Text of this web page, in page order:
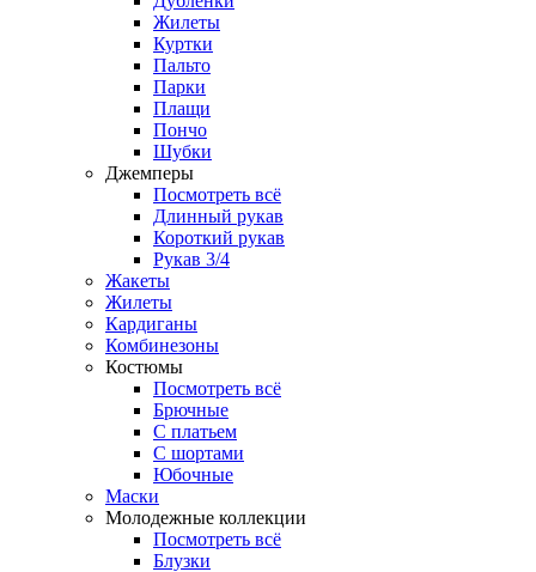
Жилеты
Куртки
Пальто
Парки
Плащи
Пончо
Шубки
Джемперы
Посмотреть всё
Длинный рукав
Короткий рукав
Рукав 3/4
Жакеты
Жилеты
Кардиганы
Комбинезоны
Костюмы
Посмотреть всё
Брючные
С платьем
С шортами
Юбочные
Маски
Молодежные коллекции
Посмотреть всё
Блузки